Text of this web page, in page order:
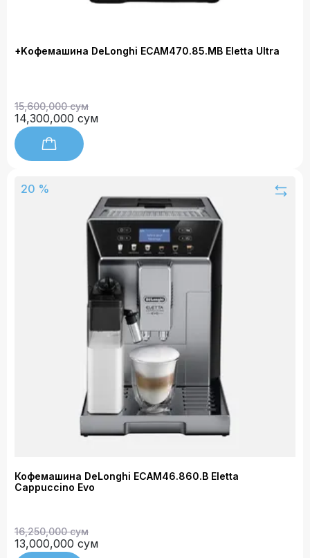
+Kофемашина DeLonghi ECAM470.85.MB Eletta Ultra
15,600,000 сум
14,300,000 сум
20 %
Кофемашина DeLonghi ECAM46.860.B Eletta
Cappuccino Evo
16,250,000 сум
13,000,000 сум